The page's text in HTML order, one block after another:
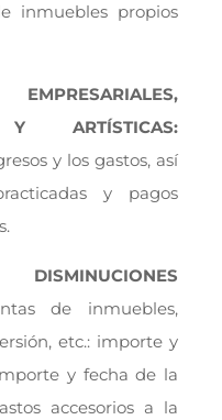
inmuebles propios
Y ARTÍSTICAS:
y los gastos, así
y pagos
de inmuebles,
etc.: importe y
y fecha de la
accesorios a la